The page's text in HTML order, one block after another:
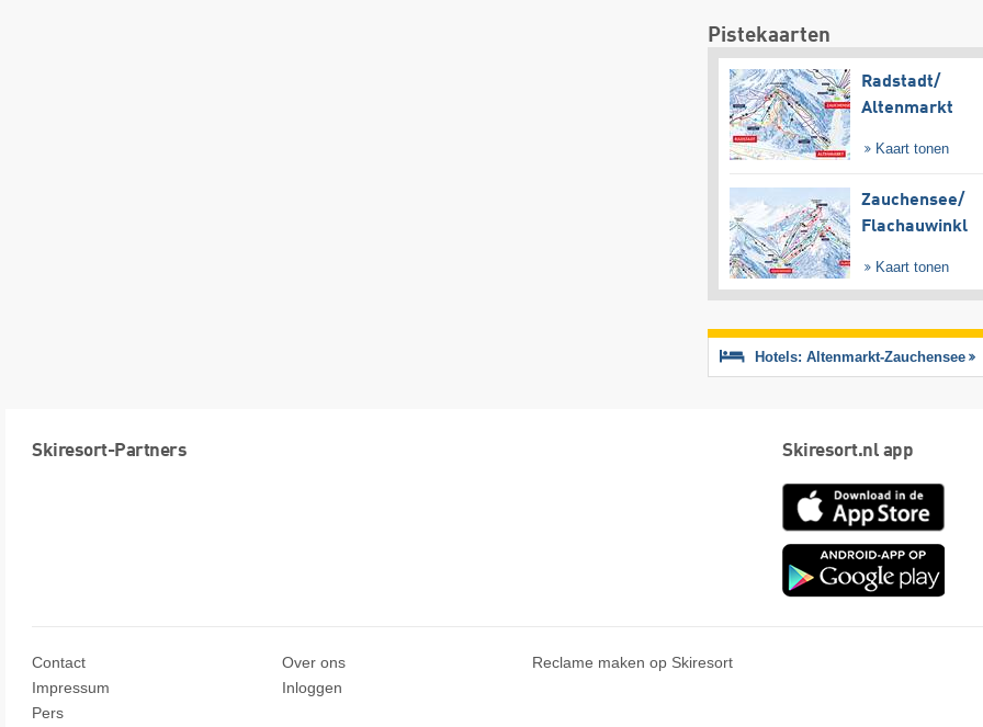
Pistekaarten
Radstadt/​
Altenmarkt
Kaart tonen
Zauchensee/​
Flachauwinkl
Kaart tonen
Hotels: Altenmarkt-Zauchensee
Skiresort-Partners Skiresort.nl app
App
Contact
Impressum
Pers
Over ons
Inloggen
Reclame maken op Skiresort